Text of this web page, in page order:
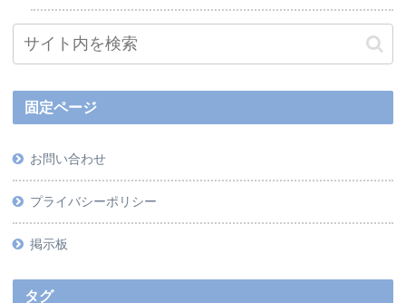
固定ページ
お問い合わせ
プライバシーポリシー
掲示板
タグ